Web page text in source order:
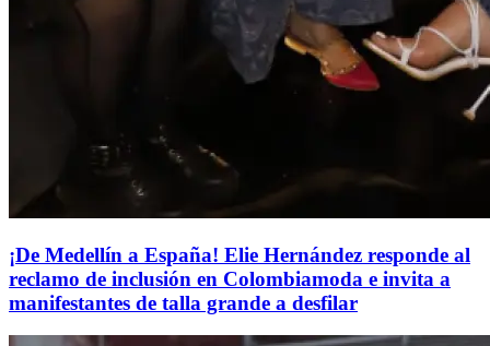
¡De Medellín a España! Elie Hernández responde al
reclamo de inclusión en Colombiamoda e invita a
manifestantes de talla grande a desfilar